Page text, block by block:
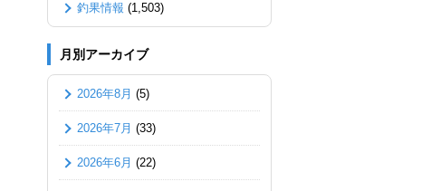
釣果情報 (1,503)
月別アーカイブ
2026年8月 (5)
2026年7月 (33)
2026年6月 (22)